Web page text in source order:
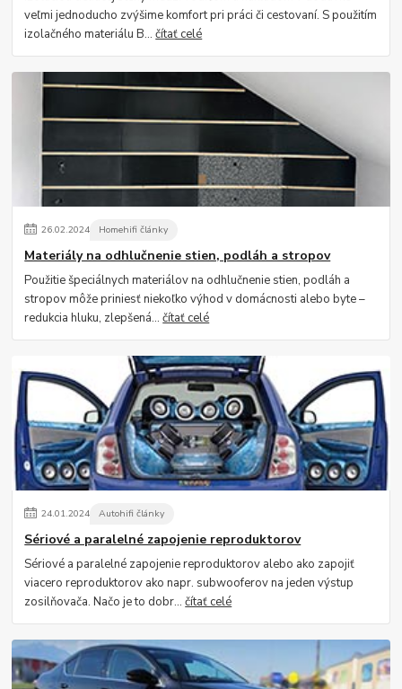
veľmi jednoducho zvýšime komfort pri práci či cestovaní. S použitím
izolačného materiálu B...čítať celé
26.02.2024 Homehifi články
Materiály na odhlučnenie stien, podláh a stropov
Použitie špeciálnych materiálov na odhlučnenie stien, podláh a
stropov môže priniesť niekoľko výhod v domácnosti alebo byte –
redukcia hluku, zlepšená...čítať celé
24.01.2024 Autohifi články
Sériové a paralelné zapojenie reproduktorov
Sériové a paralelné zapojenie reproduktorov alebo ako zapojiť
viacero reproduktorov ako napr. subwooferov na jeden výstup
zosilňovača. Načo je to dobr...čítať celé